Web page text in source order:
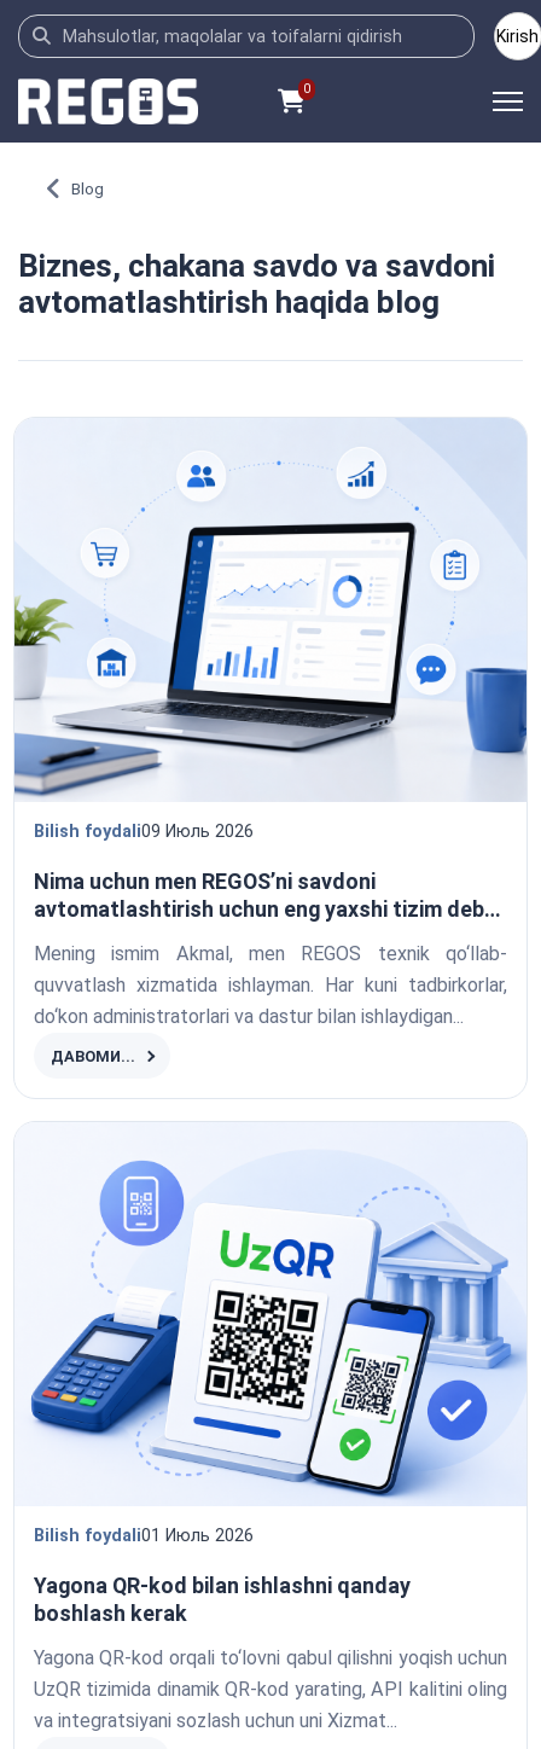
Kirish
0
Blog
Biznes, chakana savdo va savdoni
avtomatlashtirish haqida blog
Nima uchun men REGOS’ni savdoni
avtomatlashtirish uchun eng yaxshi tizim deb
Bilish foydali09 Июль 2026
Mening ismim Akmal, men REGOS texnik qo‘llab-
quvvatlash xizmatida ishlayman. Har kuni tadbirkorlar,
do‘kon administratorlari va dastur bilan ishlaydigan...
ДАВОМИ...
Yagona QR-kod bilan ishlashni qanday
boshlash kerak
Bilish foydali01 Июль 2026
Yagona QR-kod orqali to‘lovni qabul qilishni yoqish uchun
UzQR tizimida dinamik QR-kod yarating, API kalitini oling
va integratsiyani sozlash uchun uni Xizmat...